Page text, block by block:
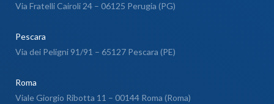
Via Fratelli Cairoli 24 – 06125 Perugia (PG)
Pescara
Via dei Peligni 91/91 – 65127 Pescara (PE)
Roma
Viale Giorgio Ribotta 11 – 00144 Roma (Roma)